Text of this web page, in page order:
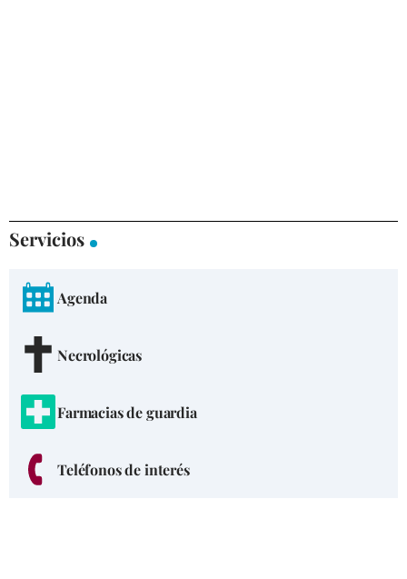
Servicios
Agenda
Necrológicas
Farmacias de guardia
Teléfonos de interés